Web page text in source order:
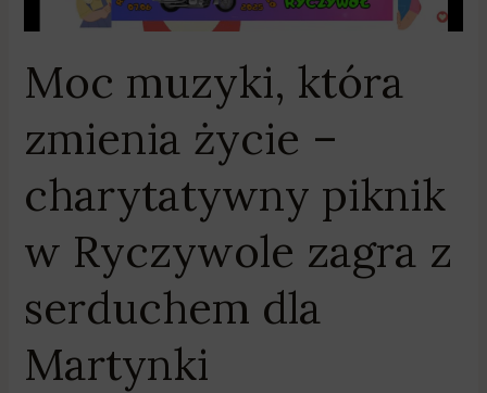
Moc muzyki, która
zmienia życie –
charytatywny piknik
w Ryczywole zagra z
serduchem dla
Martynki
piknik
Ryczywole
z
serduchem
dla